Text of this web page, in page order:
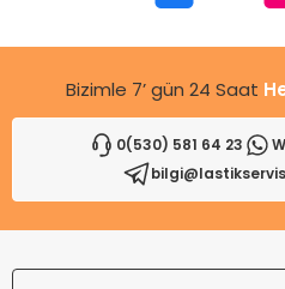
Bizimle 7’ gün 24 Saat
0(530) 581 64 23